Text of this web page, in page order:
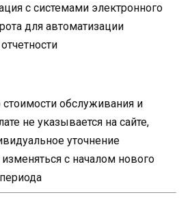
с системами электронного
для автоматизации
обслуживания и
не указывается на сайте,
уточнение
с началом нового